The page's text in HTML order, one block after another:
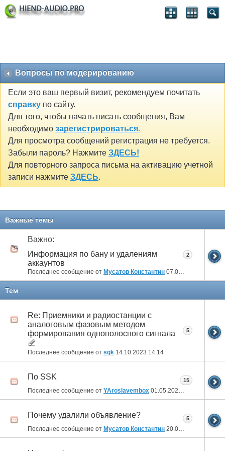
Вопросы по модерированию
Если это ваш первый визит, рекомендуем почитать
справку по сайту.
Для того, чтобы начать писать сообщения, Вам
необходимо зарегистрироваться.
Для просмотра сообщений регистрация не требуется.
Забыли пароль? Нажмите ЗДЕСЬ!
Для повторного запроса письма на активацию учетной
записи нажмите ЗДЕСЬ.
Важные темы
Важно:
Информация по бану и удалениям
аккаунтов
Последнее сообщение от Мусатов Константин 07.04.2013
2
Тем
Re: Приемники и радиостанции с
аналоговым фазовым методом
формирования однополосного сигнала
Последнее сообщение от sgk 14.10.2023 14:14
5
По SSK
Последнее сообщение от YAroslavembox 01.05.2023 07:04
15
Почему удалили объявление?
Последнее сообщение от Мусатов Константин 20.08.2014 12:07
5